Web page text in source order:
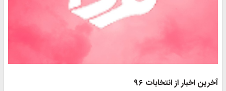
آخرین اخبار از انتخابات ۹۶